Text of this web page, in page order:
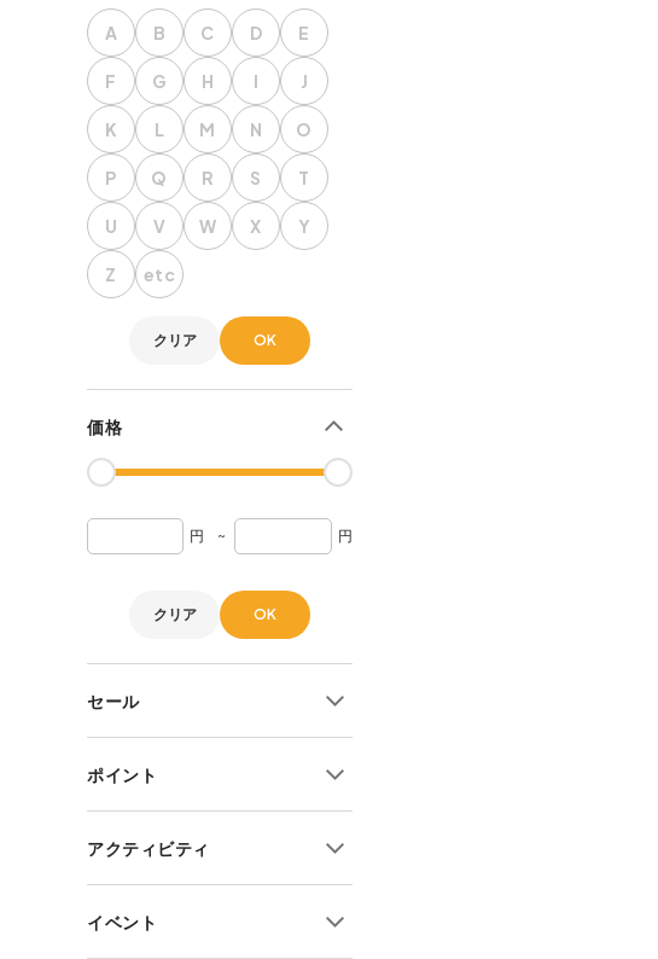
防災・サバイバル
食品
ガーデニング
雑誌・書籍
A B C D E
F G H I J
K L M N O
P Q R S T
U V W X Y
Z etc
クリア OK
価格
円 ~ 円
クリア OK
セール
10%OFF~
20%OFF~
30%OFF~
40%OFF~
50%OFF~
全セール商品
ポイント
ポイント2倍
ポイント3倍
ポイント5倍
ポイント6倍
アクティビティ
キャンプ
ハイキング
イベント